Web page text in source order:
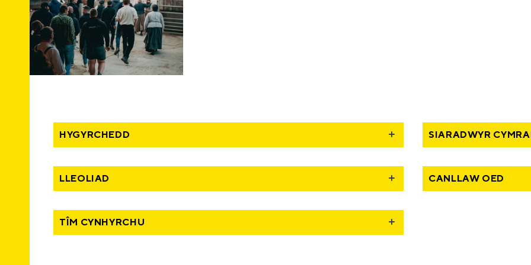
HYGYRCHEDD SIARADWYR
LLEOLIAD CANLLAW OED
TÎM CYNHYRCHU